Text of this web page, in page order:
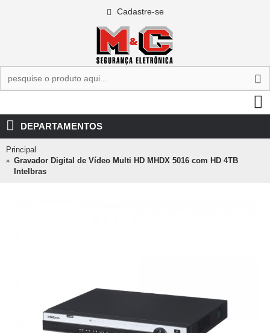
Cadastre-se
DEPARTAMENTOS
Principal
Gravador Digital de Vídeo Multi HD MHDX 5016 com HD 4TB
Intelbras